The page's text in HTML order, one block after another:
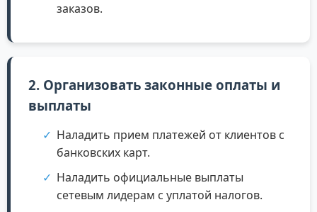
заказов.
2. Организовать законные оплаты и
выплаты
Наладить прием платежей от клиентов с
банковских карт.
Наладить официальные выплаты
сетевым лидерам с уплатой налогов.